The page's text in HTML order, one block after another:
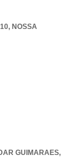
, NOSSA
GUIMARAES,